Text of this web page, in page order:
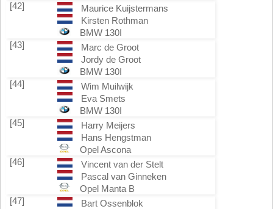
[42]
Maurice Kuijstermans
Kirsten Rothman
BMW 130I
[43]
Marc de Groot
Jordy de Groot
BMW 130I
[44]
Wim Muilwijk
Eva Smets
BMW 130I
[45]
Harry Meijers
Hans Hengstman
Opel Ascona
[46]
Vincent van der Stelt
Pascal van Ginneken
Opel Manta B
[47]
Bart Ossenblok